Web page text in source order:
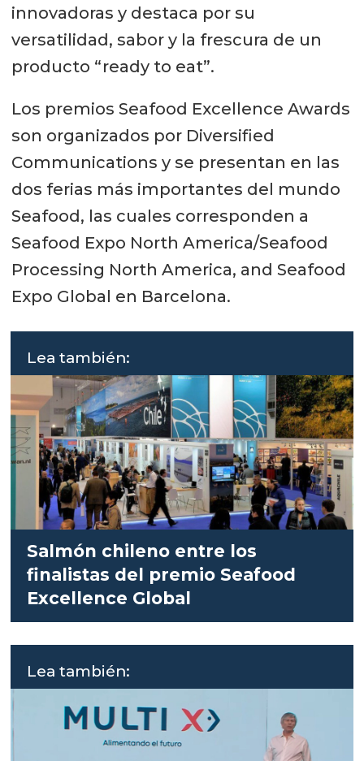
innovadoras y destaca por su
versatilidad, sabor y la frescura de un
producto “ready to eat”.
Los premios Seafood Excellence Awards
son organizados por Diversified
Communications y se presentan en las
dos ferias más importantes del mundo
Seafood, las cuales corresponden a
Seafood Expo North America/Seafood
Processing North America, and Seafood
Expo Global en Barcelona.
Lea también:
Salmón chileno entre los
finalistas del premio Seafood
Excellence Global
Lea también: